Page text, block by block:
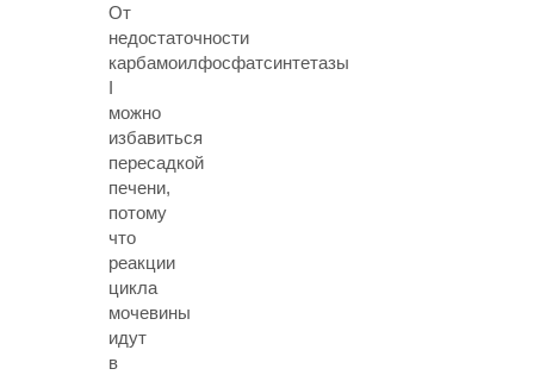
От
недостаточности
карбамоилфосфатсинтетазы
I
можно
избавиться
пересадкой
печени,
потому
что
реакции
цикла
мочевины
идут
в